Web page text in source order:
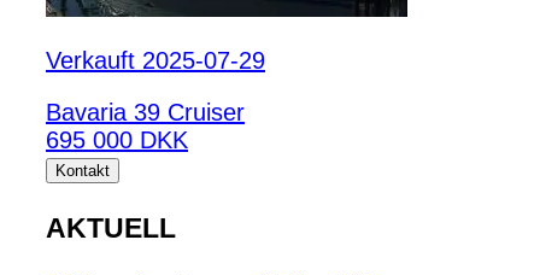
Verkauft 2025-07-29
Bavaria 39 Cruiser
695 000 DKK
Kontakt
AKTUELL